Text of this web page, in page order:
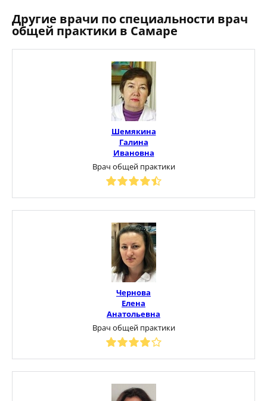
Другие врачи по специальности врач
общей практики в Самаре
Шемякина
Галина
Ивановна
Врач общей практики
Чернова
Елена
Анатольевна
Врач общей практики